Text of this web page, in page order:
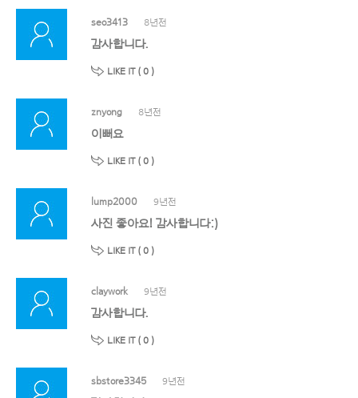
seo3413 8년전
감사합니다.
LIKE IT ( 0 )
znyong 8년전
이뻐요
LIKE IT ( 0 )
lump2000 9년전
사진 좋아요! 감사합니다:)
LIKE IT ( 0 )
claywork 9년전
감사합니다.
LIKE IT ( 0 )
sbstore3345 9년전